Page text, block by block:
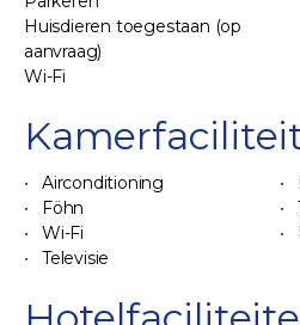
Huisdieren toegestaan (op
aanvraag)
Wi-Fi
Airconditioning
Föhn
Wi-Fi
Televisie